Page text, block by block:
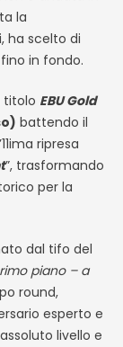
la
ha scelto di
in fondo.
titolo EBU Gold
battendo il
ripresa
”, trasformando
per la
dal tifo del
piano – a
round,
esperto e
livello e